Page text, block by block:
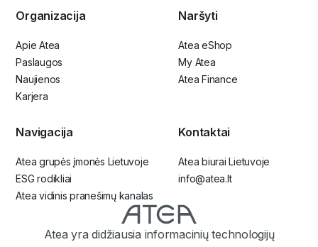
Atea yra didžiausia informacinių technologijų
Organizacija
Apie Atea
Paslaugos
Naujienos
Karjera
Naršyti
Atea eShop
My Atea
Atea Finance
Navigacija
Atea grupės įmonės Lietuvoje
ESG rodikliai
Atea vidinis pranešimų kanalas
Kontaktai
Atea biurai Lietuvoje
info@atea.lt